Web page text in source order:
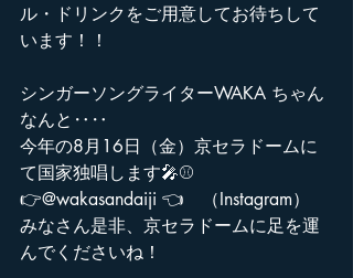
ル・ドリンクをご用意してお待ちして
います！！
シンガーソングライターWAKA ちゃん
なんと‥‥
今年の8月16日（金）京セラドームに
て国家独唱します🎤⚾️
👉@wakasandaiji 👈　（Instagram）
みなさん是非、京セラドームに足を運
んでくださいね！